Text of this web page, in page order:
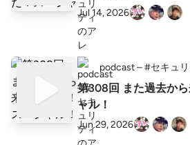
Jul 14, 2026
podcast – #セキュ
第308回 また過去か
ャル！
Jun 29, 2026